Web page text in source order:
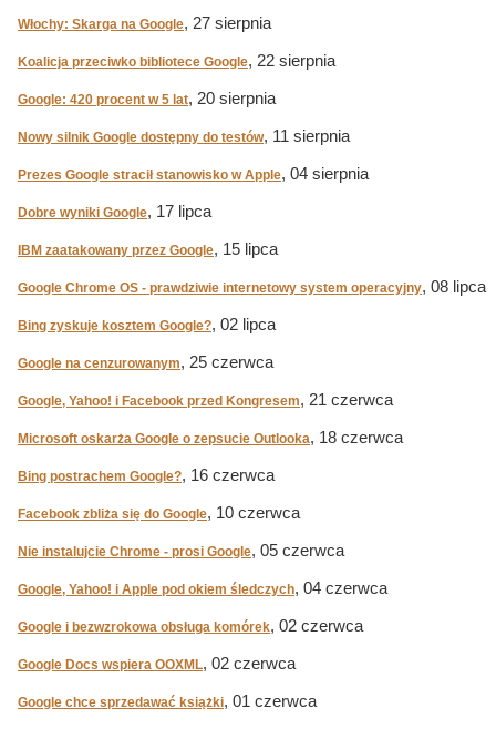
Włochy: Skarga na Google, 27 sierpnia
Koalicja przeciwko bibliotece Google, 22 sierpnia
Google: 420 procent w 5 lat, 20 sierpnia
Nowy silnik Google dostępny do testów, 11 sierpnia
Prezes Google stracił stanowisko w Apple, 04 sierpnia
Dobre wyniki Google, 17 lipca
IBM zaatakowany przez Google, 15 lipca
Google Chrome OS - prawdziwie internetowy system operacyjny, 08 lipca
Bing zyskuje kosztem Google?, 02 lipca
Google na cenzurowanym, 25 czerwca
Google, Yahoo! i Facebook przed Kongresem, 21 czerwca
Microsoft oskarża Google o zepsucie Outlooka, 18 czerwca
Bing postrachem Google?, 16 czerwca
Facebook zbliża się do Google, 10 czerwca
Nie instalujcie Chrome - prosi Google, 05 czerwca
Google, Yahoo! i Apple pod okiem śledczych, 04 czerwca
Google i bezwzrokowa obsługa komórek, 02 czerwca
Google Docs wspiera OOXML, 02 czerwca
Google chce sprzedawać książki, 01 czerwca